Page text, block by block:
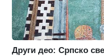
Други део: Српско